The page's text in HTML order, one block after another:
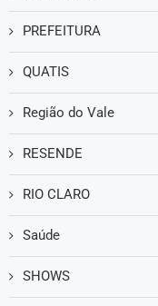
PREFEITURA
QUATIS
Região do Vale
RESENDE
RIO CLARO
Saúde
SHOWS